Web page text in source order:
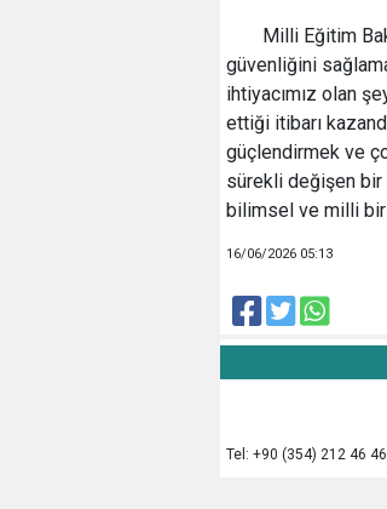
Milli Eğitim
güvenliğini
ihtiyacımız olan
ettiği itibarı
güçlendirmek ve
sürekli değişen bir
bilimsel ve milli
16/06/2026 05:13
Tel: +90 (354) 212 46 46